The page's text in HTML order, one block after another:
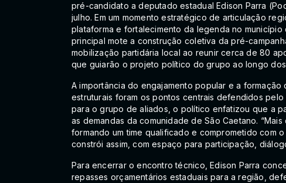
pré-candidato a deputado estadual Edison Parra
julho. Em um momento estratégico de articulação
plataforma e fortalecimento da legenda no
principal mote a construção coletiva da pré-
mobilização partidária local ao reunir cerca de 80
que guiarão o projeto político do grupo ao longo
A importância do engajamento popular e a
estruturais foram os pontos centrais defendidos
para o grupo de aliados, o político enfatizou que a
as demandas da comunidade de São Caetano.
formando um time qualificado e comprometido com
constrói assim, com espaço para participação,
Para encerrar o encontro técnico, Edison Parra
repasses orçamentários estaduais para a região,